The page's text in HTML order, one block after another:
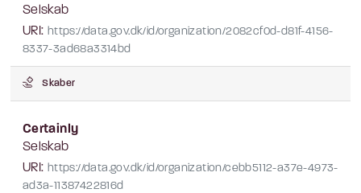
Selskab
URI: https://data.gov.dk/id/organization/2082cf0d-d81f-4156-
8337-3ad68a3314bd
Skaber
Certainly
Selskab
URI: https://data.gov.dk/id/organization/cebb5112-a37e-4973-
ad3a-11387422816d